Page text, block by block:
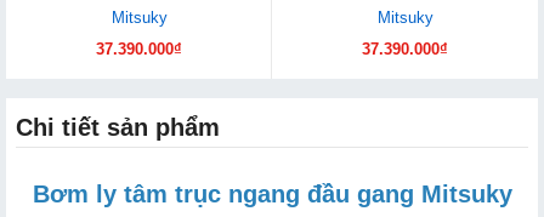
Mitsuky
37.390.000₫
Mitsuky
37.390.000₫
Chi tiết sản phẩm
Bơm ly tâm trục ngang đầu gang Mitsuky